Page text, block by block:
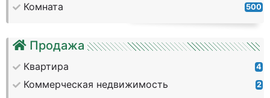
Комната 500
Продажа
Квартира 4
Коммерческая недвижимость 2